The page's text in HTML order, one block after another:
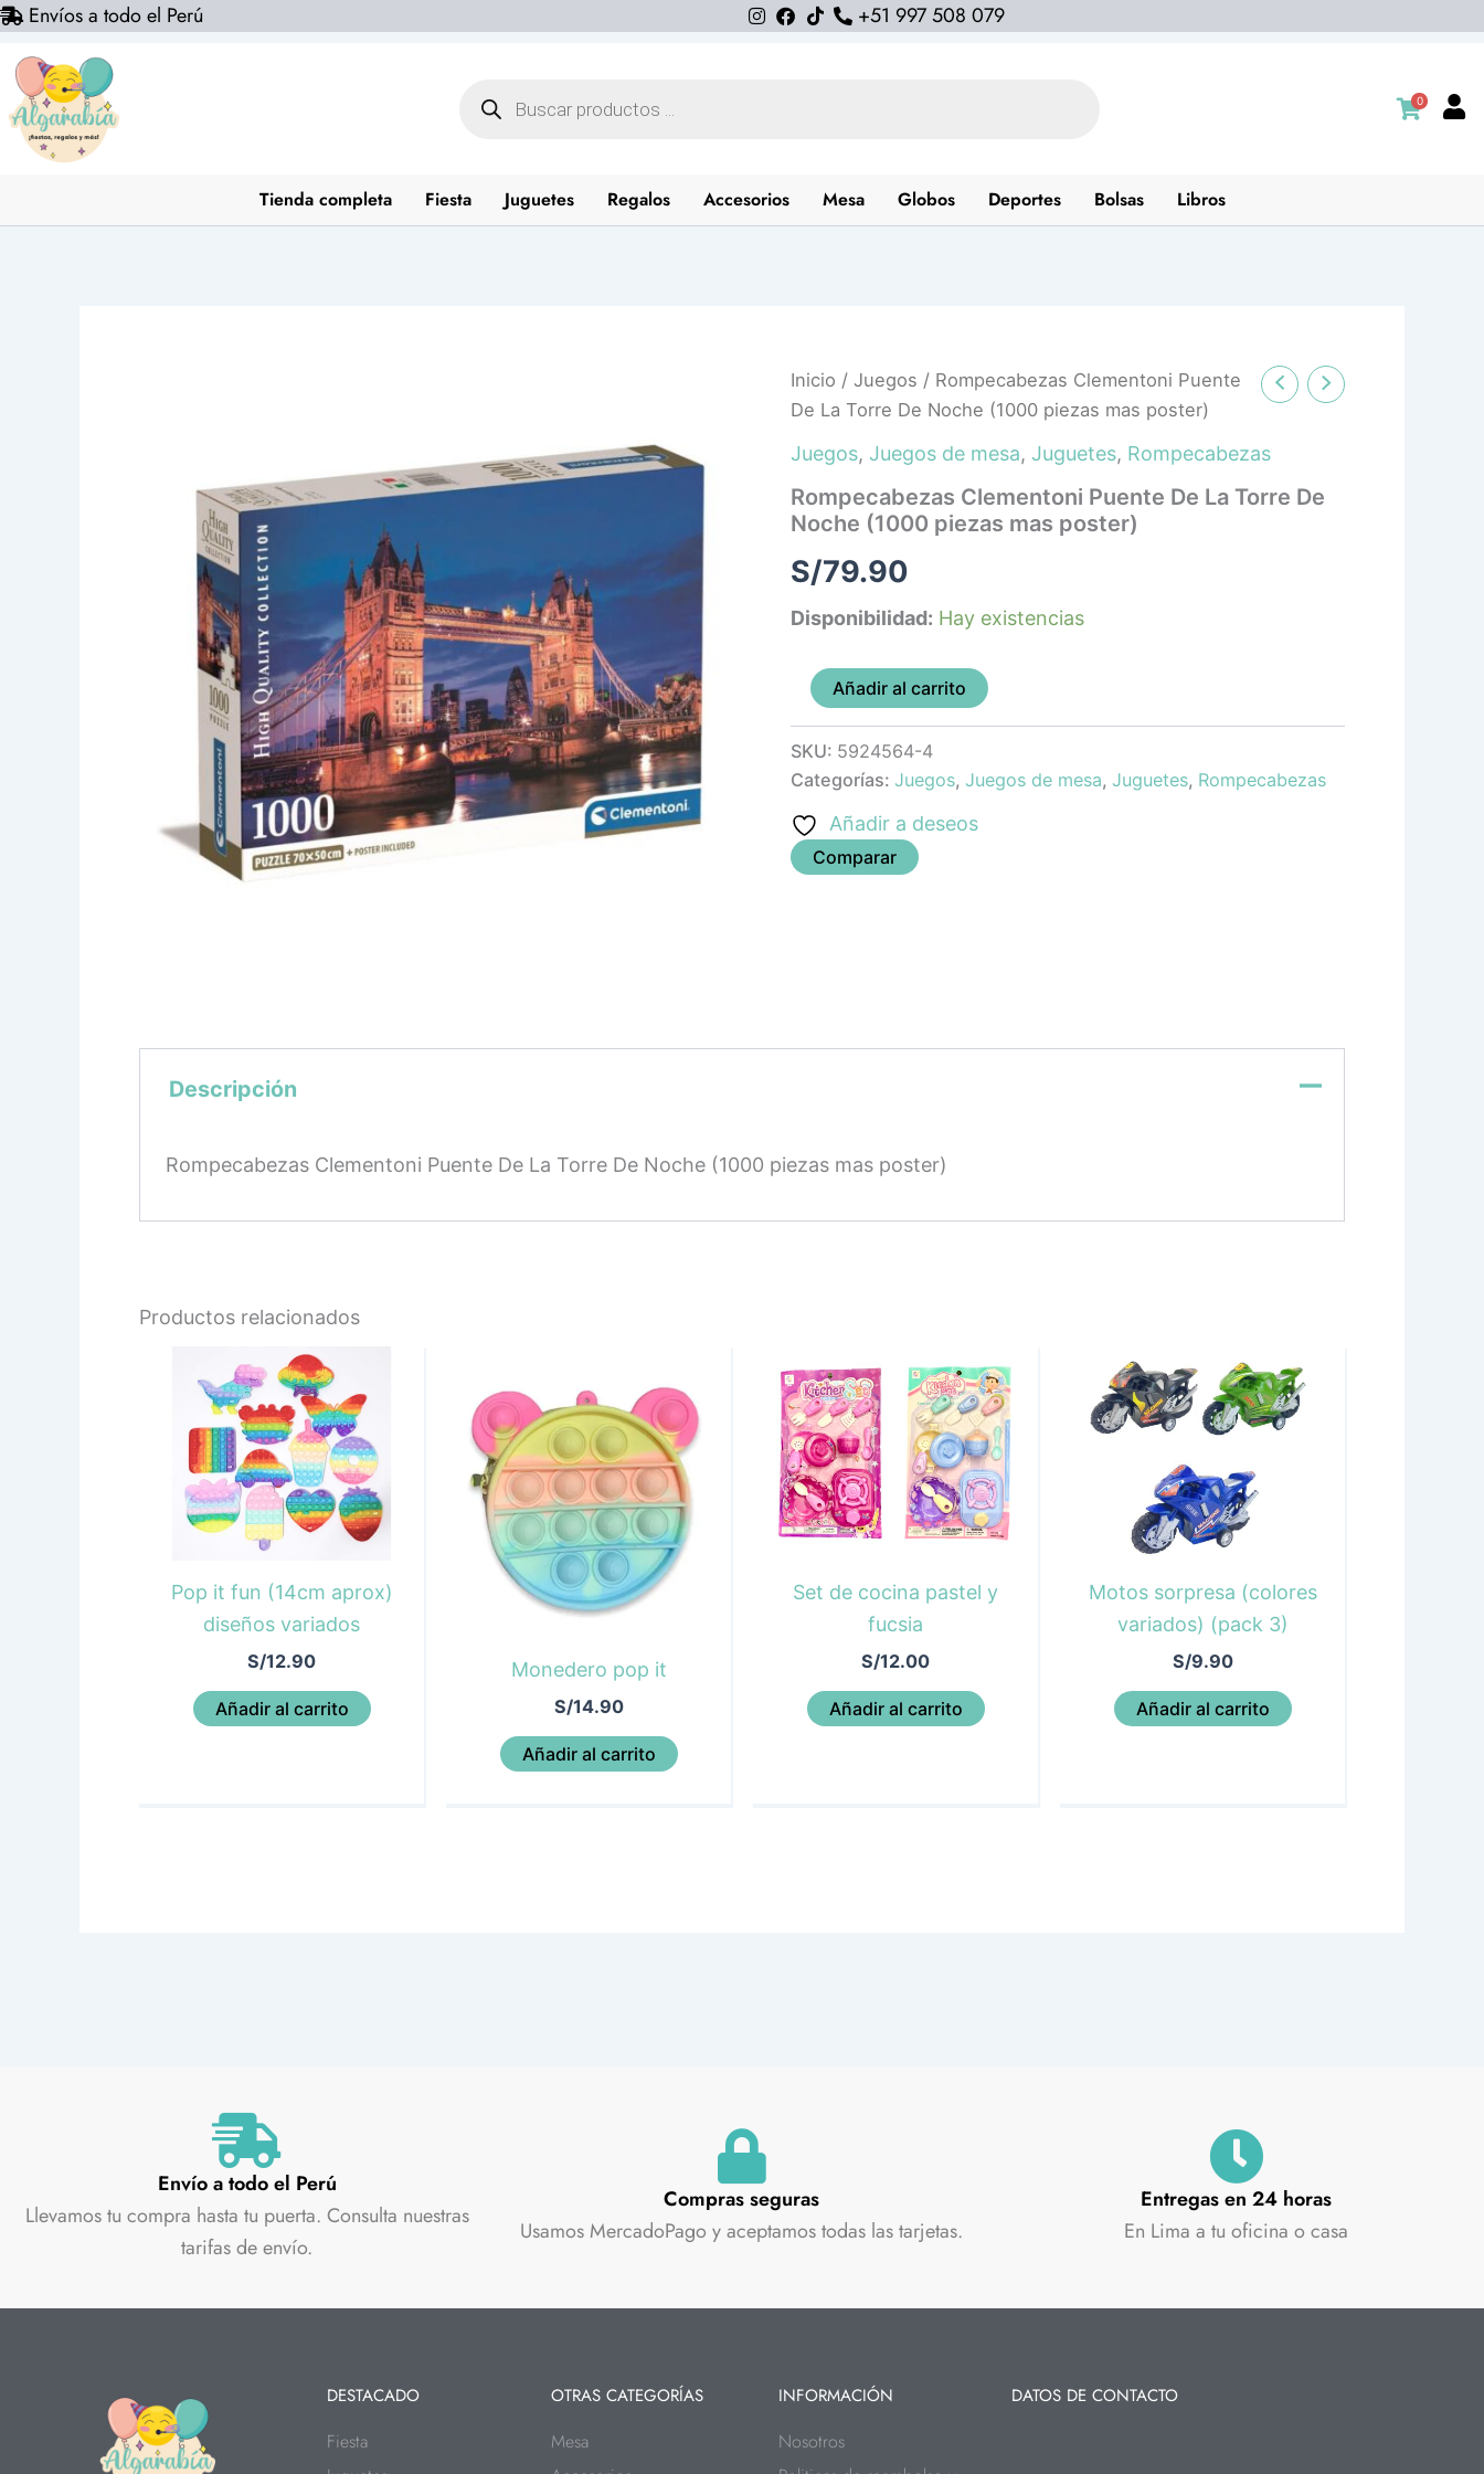
Ir
contenido
Envíos a todo el Perú +51 997 508 079
productos
0
Tienda completa Fiesta Juguetes Regalos Accesorios Mesa Globos Deportes Bolsas Libros
Inicio / Juegos / Rompecabezas Clementoni Puente
De La Torre De Noche (1000 piezas mas poster)
Juegos, Juegos de mesa, Juguetes, Rompecabezas
Rompecabezas Clementoni Puente De La Torre De
Noche (1000 piezas mas poster)
S/79.90
Disponibilidad: Hay existencias
Rompecabezas
Puente
La
Torre
De
Noche
piezas
poster)
Añadir al carrito
SKU: 5924564-4
Categorías: Juegos, Juegos de mesa, Juguetes, Rompecabezas
Añadir a deseos
Comparar
Descripción
Rompecabezas Clementoni Puente De La Torre De Noche (1000 piezas mas poster)
Productos relacionados
Pop it fun (14cm aprox)
diseños variados
S/12.90
Añadir al carrito
Monedero pop it
S/14.90
Añadir al carrito
Set de cocina pastel y
fucsia
S/12.00
Añadir al carrito
Motos sorpresa (colores
variados) (pack 3)
S/9.90
Añadir al carrito
Envío a todo el Perú
Llevamos tu compra hasta tu puerta. Consulta nuestras
tarifas de envío.
Compras seguras
Usamos MercadoPago y aceptamos todas las tarjetas.
Entregas en 24 horas
En Lima a tu oficina o casa
DESTACADO
Fiesta
OTRAS CATEGORÍAS
Mesa
INFORMACIÓN
Nosotros
DATOS DE CONTACTO